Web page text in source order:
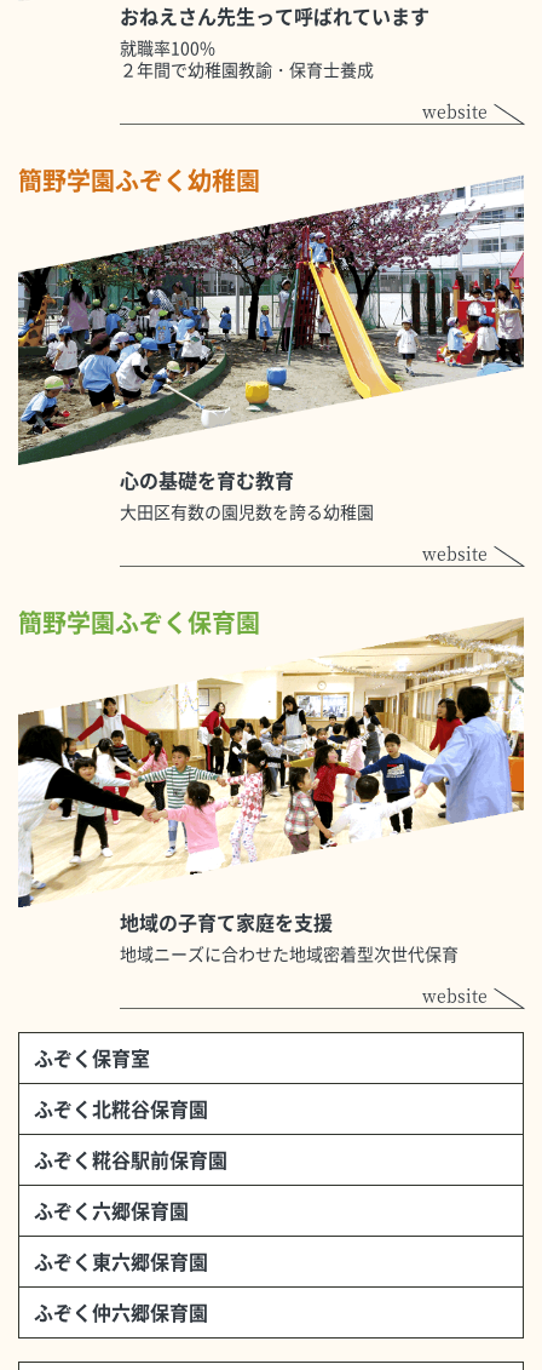
おねえさん先生って呼ばれています
就職率100%
２年間で幼稚園教諭・保育士養成
website
簡野学園ふぞく幼稚園
心の基礎を育む教育
大田区有数の園児数を誇る幼稚園
website
簡野学園ふぞく保育園
地域の子育て家庭を支援
地域ニーズに合わせた地域密着型次世代保育
website
ふぞく保育室
ふぞく北糀谷保育園
ふぞく糀谷駅前保育園
ふぞく六郷保育園
ふぞく東六郷保育園
ふぞく仲六郷保育園